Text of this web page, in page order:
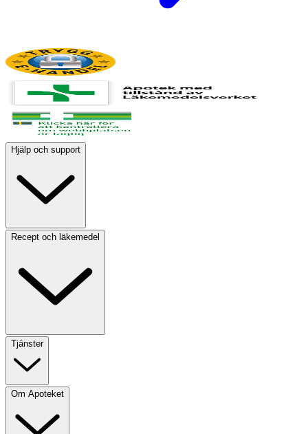
Hjälp och support
Recept och läkemedel
Tjänster
Om Apoteket